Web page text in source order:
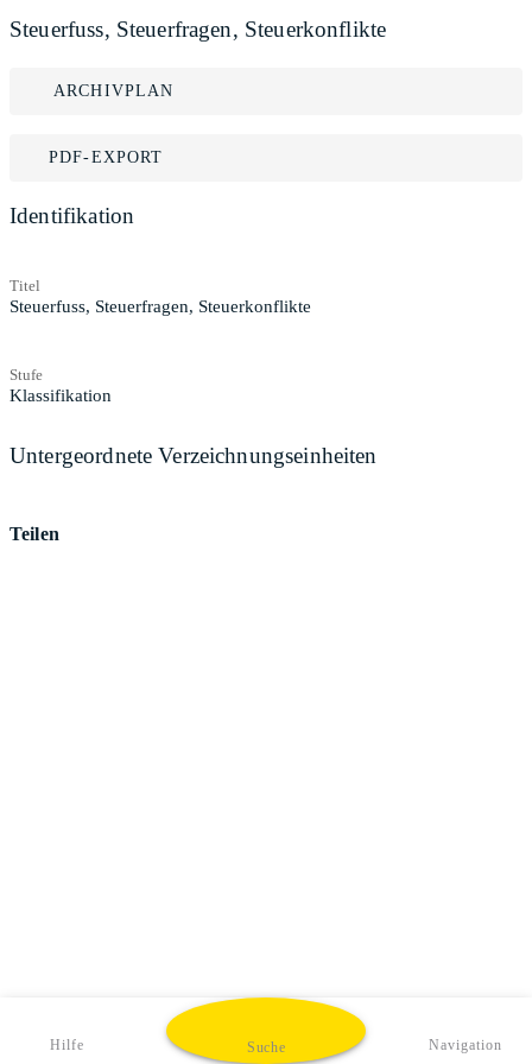
Steuerfuss, Steuerfragen, Steuerkonflikte
ARCHIVPLAN
PDF-EXPORT
Identifikation
Titel
Steuerfuss, Steuerfragen, Steuerkonflikte
Stufe
Klassifikation
Untergeordnete Verzeichnungseinheiten
Teilen
Hilfe Suche Navigation